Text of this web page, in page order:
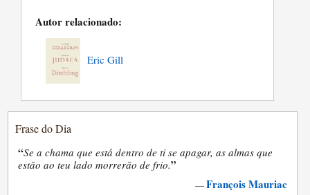
Autor relacionado:
Eric Gill
Frase do Dia
“Se a chama que está dentro de ti se apagar, as almas que
estão ao teu lado morrerão de frio.”
—François Mauriac